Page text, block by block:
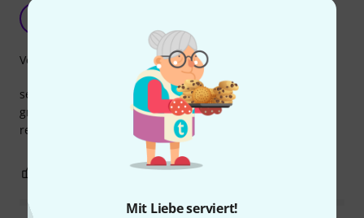
Mit Liebe serviert!
sehr gut vernäht, auch der klett hält super. lediglich die
griffe sind recht kurz, bei mir passen da nur drei finger
rein.
Verarbeitung
BEWERTUNG MELDEN